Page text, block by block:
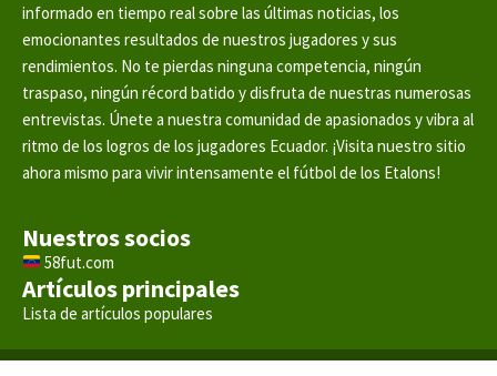
informado en tiempo real sobre las últimas noticias, los
emocionantes resultados de nuestros jugadores y sus
rendimientos. No te pierdas ninguna competencia, ningún
traspaso, ningún récord batido y disfruta de nuestras numerosas
entrevistas. Únete a nuestra comunidad de apasionados y vibra al
ritmo de los logros de los jugadores Ecuador. ¡Visita nuestro sitio
ahora mismo para vivir intensamente el fútbol de los Etalons!
Nuestros socios
58fut.com
Artículos principales
Lista de artículos populares